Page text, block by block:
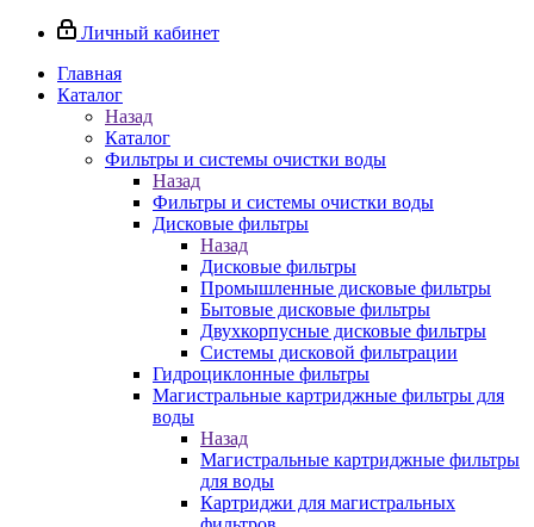
Личный кабинет
Главная
Каталог
Назад
Каталог
Фильтры и системы очистки воды
Назад
Фильтры и системы очистки воды
Дисковые фильтры
Назад
Дисковые фильтры
Промышленные дисковые фильтры
Бытовые дисковые фильтры
Двухкорпусные дисковые фильтры
Системы дисковой фильтрации
Гидроциклонные фильтры
Магистральные картриджные фильтры для
воды
Назад
Магистральные картриджные фильтры
для воды
Картриджи для магистральных